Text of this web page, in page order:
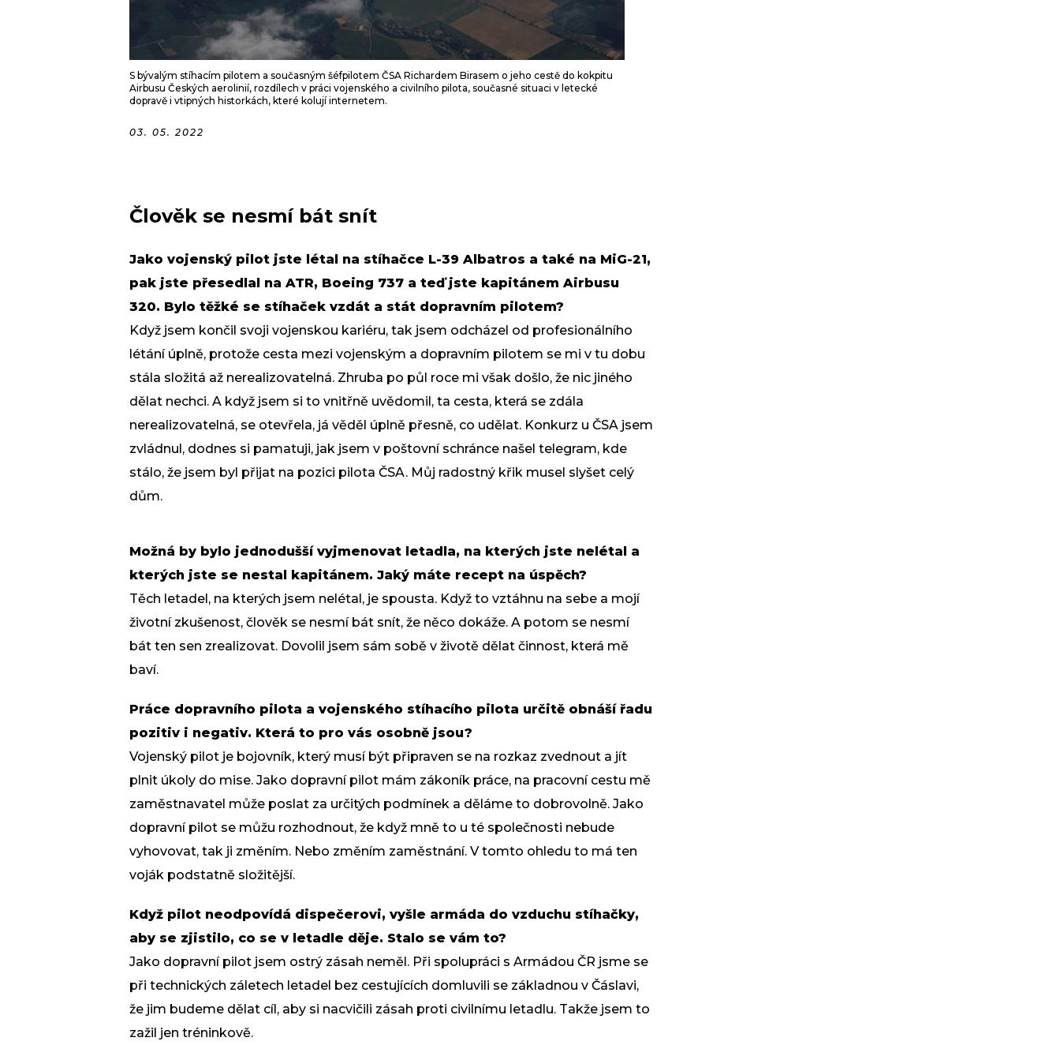
S bývalým stíhacím pilotem a současným šéfpilotem ČSA Richardem Birasem o jeho cestě do kokpitu
Airbusu Českých aerolinií, rozdílech v práci vojenského a civilního pilota, současné situaci v letecké
dopravě i vtipných historkách, které kolují internetem.
03. 05. 2022
Člověk se nesmí bát snít
Jako vojenský pilot jste létal na stíhačce L-39 Albatros a také na MiG-21,
pak jste přesedlal na ATR, Boeing 737 a teď jste kapitánem Airbusu
320. Bylo těžké se stíhaček vzdát a stát dopravním pilotem?
Když jsem končil svoji vojenskou kariéru, tak jsem odcházel od profesionálního
létání úplně, protože cesta mezi vojenským a dopravním pilotem se mi v tu dobu
stála složitá až nerealizovatelná. Zhruba po půl roce mi však došlo, že nic jiného
dělat nechci. A když jsem si to vnitřně uvědomil, ta cesta, která se zdála
nerealizovatelná, se otevřela, já věděl úplně přesně, co udělat. Konkurz u ČSA jsem
zvládnul, dodnes si pamatuji, jak jsem v poštovní schránce našel telegram, kde
stálo, že jsem byl přijat na pozici pilota ČSA. Můj radostný křik musel slyšet celý
dům.
Možná by bylo jednodušší vyjmenovat letadla, na kterých jste nelétal a
kterých jste se nestal kapitánem. Jaký máte recept na úspěch?
Těch letadel, na kterých jsem nelétal, je spousta. Když to vztáhnu na sebe a mojí
životní zkušenost, člověk se nesmí bát snít, že něco dokáže. A potom se nesmí
bát ten sen zrealizovat. Dovolil jsem sám sobě v životě dělat činnost, která mě
baví.
Práce dopravního pilota a vojenského stíhacího pilota určitě obnáší řadu
pozitiv i negativ. Která to pro vás osobně jsou?
Vojenský pilot je bojovník, který musí být připraven se na rozkaz zvednout a jít
plnit úkoly do mise. Jako dopravní pilot mám zákoník práce, na pracovní cestu mě
zaměstnavatel může poslat za určitých podmínek a děláme to dobrovolně. Jako
dopravní pilot se můžu rozhodnout, že když mně to u té společnosti nebude
vyhovovat, tak ji změním. Nebo změním zaměstnání. V tomto ohledu to má ten
voják podstatně složitější.
Když pilot neodpovídá dispečerovi, vyšle armáda do vzduchu stíhačky,
aby se zjistilo, co se v letadle děje. Stalo se vám to?
Jako dopravní pilot jsem ostrý zásah neměl. Při spolupráci s Armádou ČR jsme se
při technických záletech letadel bez cestujících domluvili se základnou v Čáslavi,
že jim budeme dělat cíl, aby si nacvičili zásah proti civilnímu letadlu. Takže jsem to
zažil jen tréninkově.